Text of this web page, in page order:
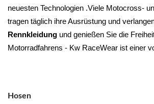
neuesten Technologien .Viele Motocross-
Rennkleidung und genießen Sie die
Motorradfahrens - Kw RaceWear ist einer
Hosen